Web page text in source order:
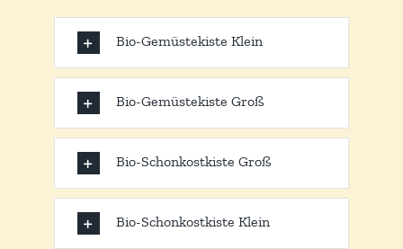
Bio-Gemüstekiste Klein
Bio-Gemüstekiste Groß
Bio-Schonkostkiste Groß
Bio-Schonkostkiste Klein